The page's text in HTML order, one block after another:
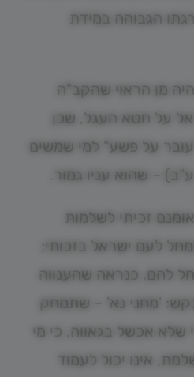
הגבוהה במידת
מן הראוי שהקב"ה
על חטא העגל, שכן
על פשע" למי שמשים
– שהוא עניו גמור.
זכיתי לשלמות
לעם ישראל בזכותי;
להם, כנראה שהענווה
'מחני נא' – שתמחק
שלא אכשל בגאווה, כי מי
אינו יכול לעמוד